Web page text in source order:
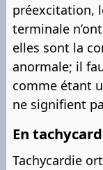
préexcitation,
terminale
elles sont la
anormale; il
comme étant
ne signifient
En
Tachycardie